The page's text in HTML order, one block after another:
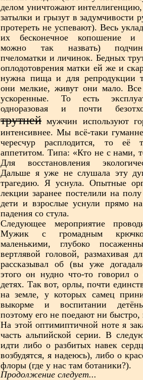
делом уничтожают
затылки и грызут в задумчивости
протереть не успевают). Весь
их бесконечное копошение и
можно так назвать)
пчеломатки и личинок. Бедных
оплодотоврения матки ей же и
нужна пища и для репродукции
они мелкие, живут они мало.
ускоренные. То есть
одноразовая и почти
трутней мужчин используют
интенсивнее. Мы всё-таки
чересчур расплодится, то её
аппетитом. Типа: «Кто не с нами,
Для восстановления
Дальше я уже не слушала эту
трагедию. Я уснула. Опытные
лекции заранее постелили на
дети и взрослые уснули прямо
падения со стула.
Следующее мероприятие
Мужик с громадным
маленькими, глубоко
вертлявой головой, размахивая
рассказывал об (вы уже
этого он нудно что-то говорил о
детях. Так вот, орлы, почти
на земле, у которых самец
выкорме и воспитании
поэтому его не поедают ни
На этой оптимиптичной ноте я
часть альпийской серии. В
идти либо о разбитых навек
возбудятся, я надеюсь), либо о
флоры (где у нас там ботаники?).
Продолжение следует...